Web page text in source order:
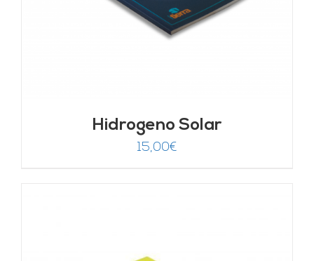
Hidrogeno Solar
15,00€